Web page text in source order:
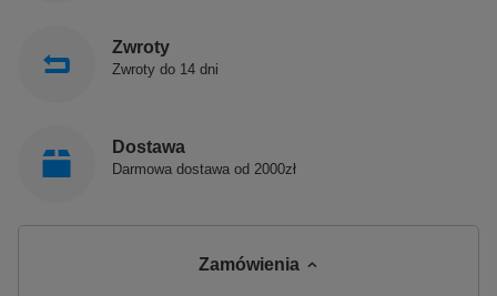
Zwroty
Zwroty do 14 dni
Dostawa
Darmowa dostawa od 2000zł
Zamówienia